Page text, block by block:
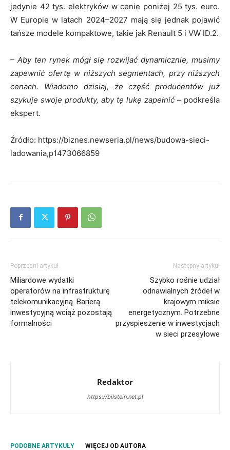
jedynie 42 tys. elektryków w cenie poniżej 25 tys. euro.
W Europie w latach 2024–2027 mają się jednak pojawić
tańsze modele kompaktowe, takie jak Renault 5 i VW ID.2.
– Aby ten rynek mógł się rozwijać dynamicznie, musimy
zapewnić ofertę w niższych segmentach, przy niższych
cenach. Wiadomo dzisiaj, że część producentów już
szykuje swoje produkty, aby tę lukę zapełnić – podkreśla
ekspert.
Źródło: https://biznes.newseria.pl/news/budowa-sieci-
ladowania,p1473066859
Poprzedni artykuł
Miliardowe wydatki
operatorów na infrastrukturę
telekomunikacyjną. Barierą
inwestycyjną wciąż pozostają
formalności
Następny artykuł
Szybko rośnie udział
odnawialnych źródeł w
krajowym miksie
energetycznym. Potrzebne
przyspieszenie w inwestycjach
w sieci przesyłowe
Redaktor
https://bilstein.net.pl
PODOBNE ARTYKUŁY WIĘCEJ OD AUTORA